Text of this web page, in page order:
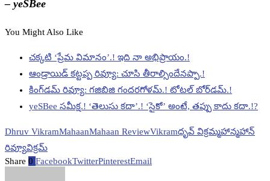
– yeSBee
You Might Also Like
చక్కటి ‘ప్రేమ విమానం’.! ఇది నా అభిప్రాయం.!
ఆండ్రాయిడ్ కట్టప్ప రివ్యూ: చూసి తీరాల్సిందేనప్పా.!
కింగ్‌డమ్ రివ్యూ: గజిబిజి గందరగోళమ్.! టోటల్ బోర్‌డమ్.!
yeSBee సమీక్ష.! ‘తెలుసు కదా’.! ‘సైకో’ అంటే, తప్పు కాదు కదా.!?
Dhruv VikramMahaanMahaan ReviewVikramధృవ్ విక్రమ్మహాన్మహాన్
రివ్యూవిక్రమ్
Share 0 FacebookTwitterPinterestEmail